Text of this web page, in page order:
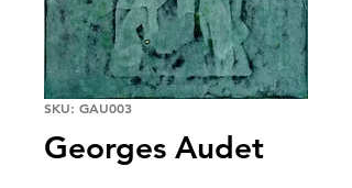
SKU: GAU003
Georges Audet